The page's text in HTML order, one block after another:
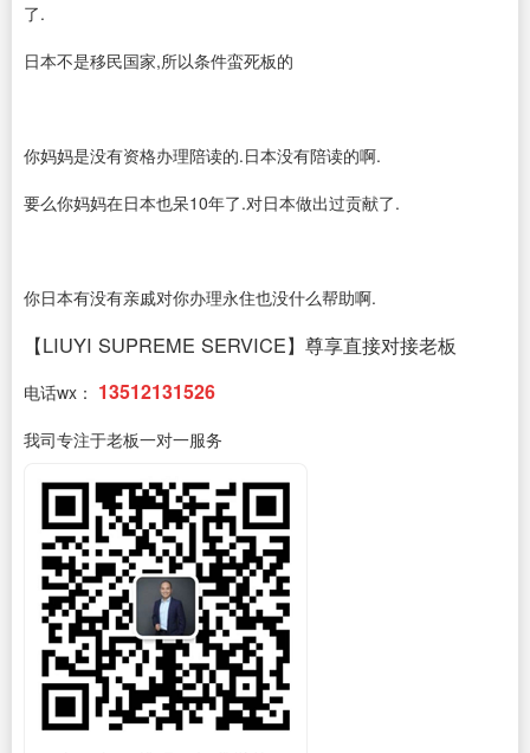
了.
日本不是移民国家,所以条件蛮死板的
你妈妈是没有资格办理陪读的.日本没有陪读的啊.
要么你妈妈在日本也呆10年了.对日本做出过贡献了.
你日本有没有亲戚对你办理永住也没什么帮助啊.
【LIUYI SUPREME SERVICE】尊享直接对接老板
电话wx： 13512131526
我司专注于老板一对一服务